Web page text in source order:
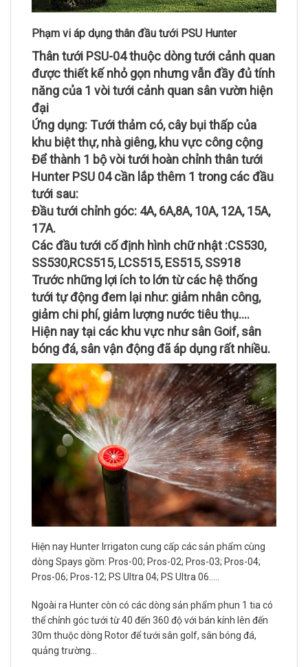
Phạm vi áp dụng thân đầu tưới PSU Hunter
Thân tưới PSU-04 thuộc dòng tưới cảnh quan
được thiết kế nhỏ gọn nhưng vẫn đầy đủ tính
năng của 1 vòi tưới cảnh quan sân vườn hiện
đại
Ứng dụng: Tưới thảm có, cây bụi thấp của
khu biệt thự, nhà giêng, khu vực công cộng
Để thành 1 bộ vòi tưới hoàn chỉnh thân tưới
Hunter PSU 04 cần lắp thêm 1 trong các đầu
tưới sau:
Đầu tưới chỉnh góc: 4A, 6A,8A, 10A, 12A, 15A,
17A.
Các đầu tưới cố định hình chữ nhật :CS530,
SS530,RCS515, LCS515, ES515, SS918
Trước những lợi ích to lớn từ các hệ thống
tưới tự động đem lại như: giảm nhân công,
giảm chi phí, giảm lượng nước tiêu thụ….
Hiện nay tại các khu vực như sân Goif, sân
bóng đá, sân vận động đã áp dụng rất nhiều.
Hiện nay Hunter Irrigaton cung cấp các sản phẩm cùng
dòng Spays gồm: Pros-00; Pros-02; Pros-03; Pros-04;
Pros-06; Pros-12; PS Ultra 04; PS Ultra 06…..
Ngoài ra Hunter còn có các dòng sản phẩm phun 1 tia có
thể chỉnh góc tưới từ 40 đến 360 độ với bán kính lên đến
30m thuộc dòng Rotor để tưới sân golf, sân bóng đá,
quảng trường…